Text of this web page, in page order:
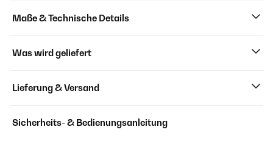
Maße & Technische Details
Was wird geliefert
Lieferung & Versand
Sicherheits- & Bedienungsanleitung